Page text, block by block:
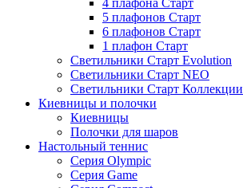
5 плафонов Старт
6 плафонов Старт
1 плафон Старт
Светильники Старт Evolution
Светильники Старт NEO
Светильники Старт Коллекции
Киевницы и полочки
Киевницы
Полочки для шаров
Настольный теннис
Серия Olympic
Серия Game